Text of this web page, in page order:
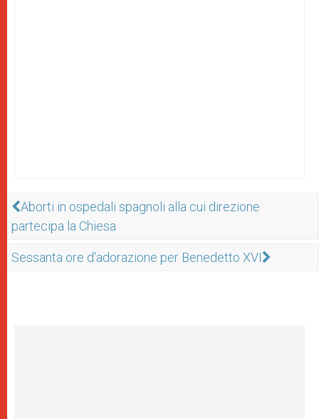
Aborti in ospedali spagnoli alla cui direzione
partecipa la Chiesa
Sessanta ore d'adorazione per Benedetto XVI